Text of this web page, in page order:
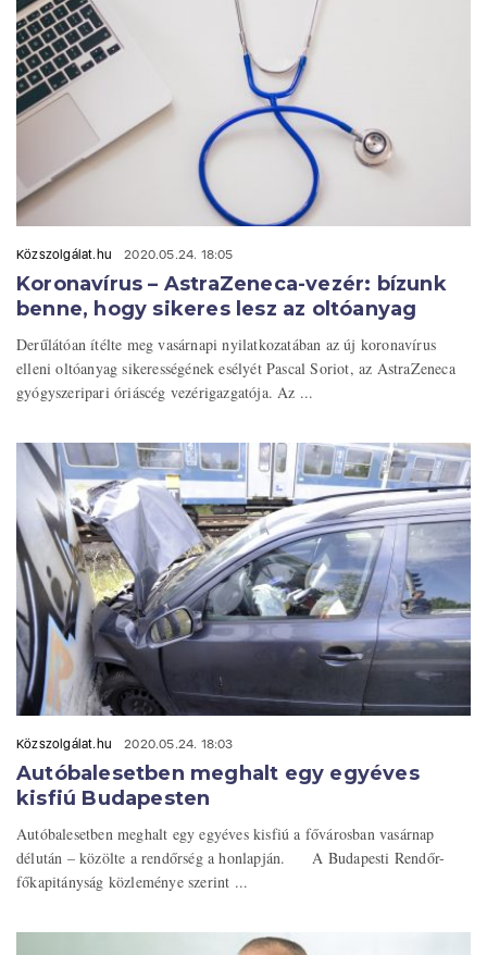
Közszolgálat.hu 2020.05.24. 18:05
Koronavírus – AstraZeneca-vezér: bízunk
benne, hogy sikeres lesz az oltóanyag
Derűlátóan ítélte meg vasárnapi nyilatkozatában az új koronavírus
elleni oltóanyag sikerességének esélyét Pascal Soriot, az AstraZeneca
gyógyszeripari óriáscég vezérigazgatója. Az ...
Közszolgálat.hu 2020.05.24. 18:03
Autóbalesetben meghalt egy egyéves
kisfiú Budapesten
Autóbalesetben meghalt egy egyéves kisfiú a fővárosban vasárnap
délután – közölte a rendőrség a honlapján. A Budapesti Rendőr-
főkapitányság közleménye szerint ...